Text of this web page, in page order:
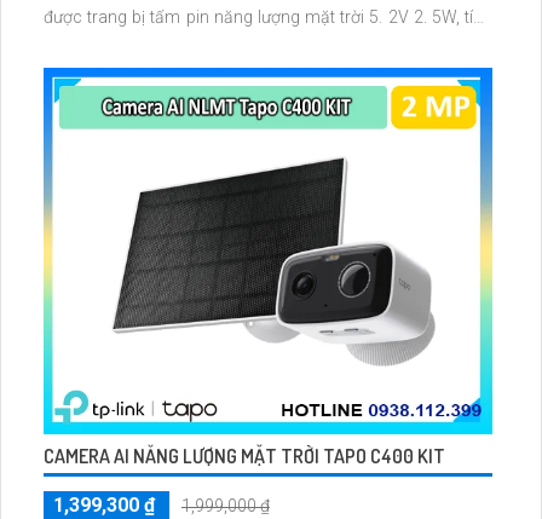
được trang bị tấm pin năng lượng mặt trời 5. 2V 2. 5W, tích
microSD tối đa 512 GB
CAMERA AI NĂNG LƯỢNG MẶT TRỜI TAPO C400 KIT
1,399,300 ₫
1,999,000 ₫